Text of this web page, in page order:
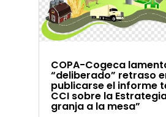
COPA-Cogeca
“deliberado” retraso
publicarse el informe
CCI sobre la
granja a la mesa”